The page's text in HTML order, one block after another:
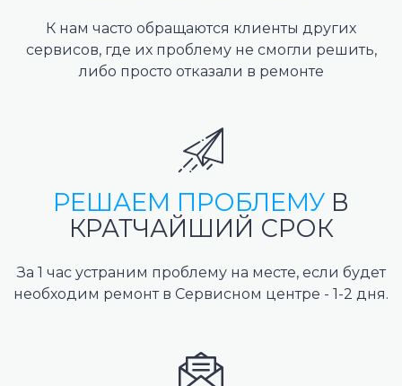
К нам часто обращаются клиенты других
сервисов, где их проблему не смогли решить,
либо просто отказали в ремонте
РЕШАЕМ ПРОБЛЕМУ В
КРАТЧАЙШИЙ СРОК
За 1 час устраним проблему на месте, если будет
необходим ремонт в Сервисном центре - 1-2 дня.